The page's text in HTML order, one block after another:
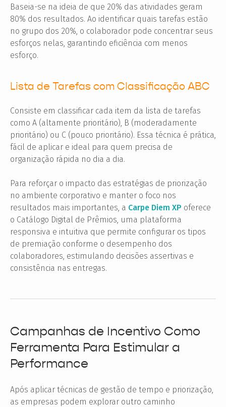
Baseia-se na ideia de que 20% das atividades geram
80% dos resultados. Ao identificar quais tarefas estão
no grupo dos 20%, o colaborador pode concentrar seus
esforços nelas, garantindo eficiência com menos
esforço.
Lista de Tarefas com Classificação ABC
Consiste em classificar cada item da lista de tarefas
como A (altamente prioritário), B (moderadamente
prioritário) ou C (pouco prioritário). Essa técnica é prática,
fácil de aplicar e ideal para quem precisa de
organização rápida no dia a dia.
Para reforçar o impacto das estratégias de priorização
no ambiente corporativo e manter o foco nos
resultados mais importantes, a Carpe Diem XP oferece
o Catálogo Digital de Prêmios, uma plataforma
responsiva e intuitiva que permite configurar os tipos
de premiação conforme o desempenho dos
colaboradores, estimulando decisões assertivas e
consistência nas entregas.
Campanhas de Incentivo Como
Ferramenta Para Estimular a
Performance
Após aplicar técnicas de gestão de tempo e priorização,
as empresas podem explorar outro caminho